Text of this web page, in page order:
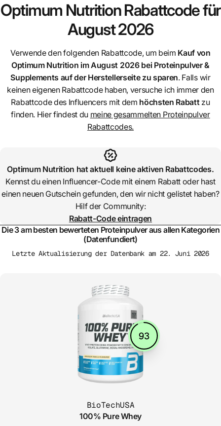
Optimum NutritionRabattcode für
August 2026
Verwende den folgenden Rabattcode, um beim Kauf von
Optimum Nutrition im August 2026 bei Proteinpulver &
Supplements auf der Herstellerseite zu sparen. Falls wir
keinen eigenen Rabattcode haben, versuche ich immer den
Rabattcode des Influencers mit dem höchsten Rabattzu
finden. Hier findest du meine gesammelten Proteinpulver
Rabattcodes.
Optimum Nutrition hat aktuell keine aktiven Rabattcodes.
Kennst du einen Influencer-Code mit einem Rabatt oder hast
einen neuen Gutschein gefunden, den wir nicht gelistet haben?
Hilf der Community:
Rabatt-Code eintragen
Die 3 am besten bewerteten Proteinpulver aus allen Kategorien
(Datenfundiert)
Letzte Aktualisierung der Datenbank am 22. Juni 2026
93
BioTechUSA
100% Pure Whey